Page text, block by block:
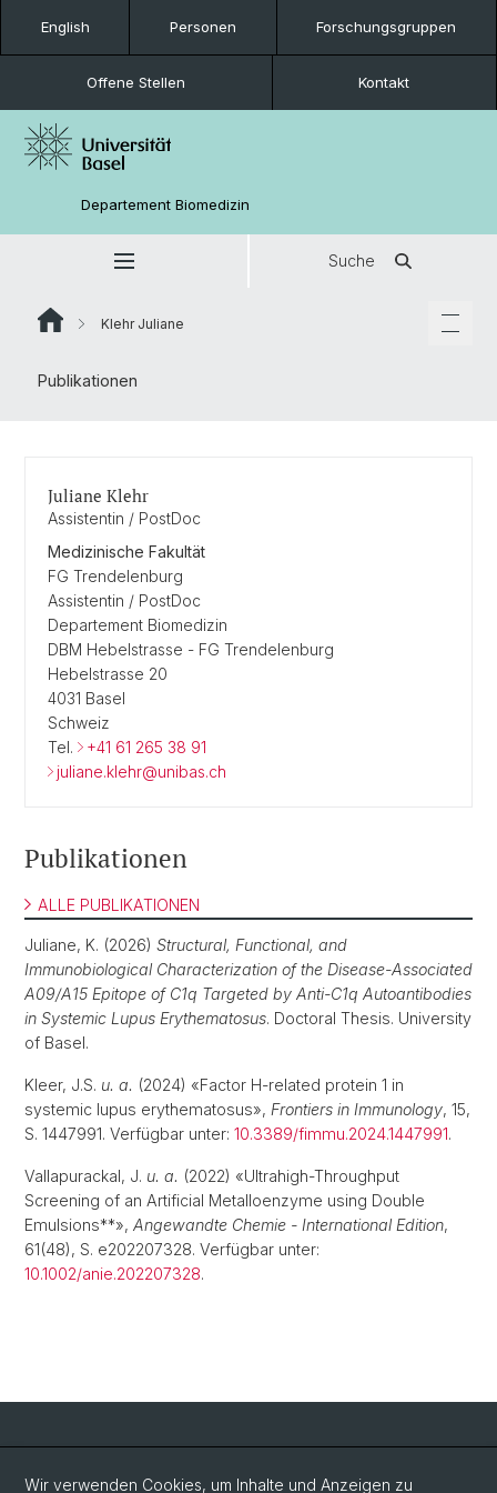
English Personen Forschungsgruppen
Offene Stellen Kontakt
Departement Biomedizin
Suche
Klehr Juliane
Publikationen
Juliane Klehr
Assistentin / PostDoc
Medizinische Fakultät
FG Trendelenburg
Assistentin / PostDoc
Departement Biomedizin
DBM Hebelstrasse - FG Trendelenburg
Hebelstrasse 20
4031 Basel
Schweiz
Tel.
+41 61 265 38 91
juliane.klehr@unibas.ch
Publikationen
ALLE PUBLIKATIONEN
Juliane, K. (2026) Structural, Functional, and
Immunobiological Characterization of the Disease-Associated
A09/A15 Epitope of C1q Targeted by Anti-C1q Autoantibodies
in Systemic Lupus Erythematosus. Doctoral Thesis. University
of Basel.
Kleer, J.S. u. a. (2024) «Factor H-related protein 1 in
systemic lupus erythematosus», Frontiers in Immunology, 15,
S. 1447991. Verfügbar unter: 10.3389/fimmu.2024.1447991.
Vallapurackal, J. u. a. (2022) «Ultrahigh-Throughput
Screening of an Artificial Metalloenzyme using Double
Emulsions**», Angewandte Chemie - International Edition,
61(48), S. e202207328. Verfügbar unter:
10.1002/anie.202207328.
Social Media
Wir verwenden Cookies, um Inhalte und Anzeigen zu